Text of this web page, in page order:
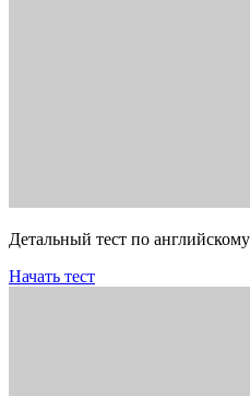
Детальный тест по
Начать тест